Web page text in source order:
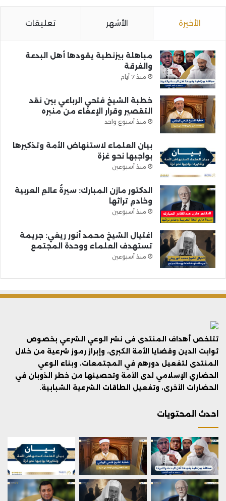
الأخيرة الأشهر تعليقات
مباهلة بيزنطية يقودها أهل البدعة
والفرقة
منذ 7 أيام
خطبة الشيخ فتحي الرباعي بين نقد
التقصير وقرار الإعفاء من منبره
منذ أسبوع واحد
بيان العلماء لاستنهاض الأمة وتذكيرها
بواجبها نحو غزة
منذ أسبوعين
الدكتور مازن المبارك: سيرةُ عالمِ العربية
وخادمِ تراثها
منذ أسبوعين
اغتيال الشيخ محمد أنور ريغي: جريمة
تستهدف العلماء ووحدة المجتمع
منذ أسبوعين
تتلخص أهداف المنتدى فى نشر الوعي الشرعي بخصوص
ثوابت الدين وقضايا الأمة الكبرى، وإبراز رموز شرعية من خلال
المنتدى لتفعيل دورهم في المجتمعات، وبناء الوعي
الحضاري الإسلامي لدى الأمة وتحصينها من خطر الذوبان في
الحضارات الأخرى، وتفعيل الطاقات الشرعية الشبابية.
احدث المحتويات